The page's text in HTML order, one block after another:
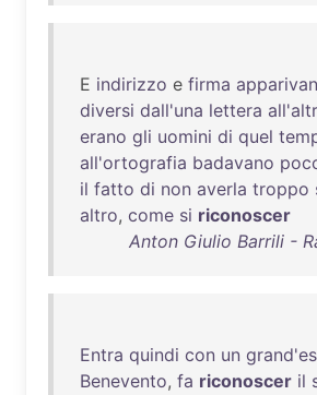
E indirizzo e firma
diversi dall'una lettera
erano gli uomini di quel
all'ortografia badavano
il fatto di non averla troppo
altro, come si riconoscer
Anton Giulio Barrili -
Entra quindi con un
Benevento, fa riconoscer il